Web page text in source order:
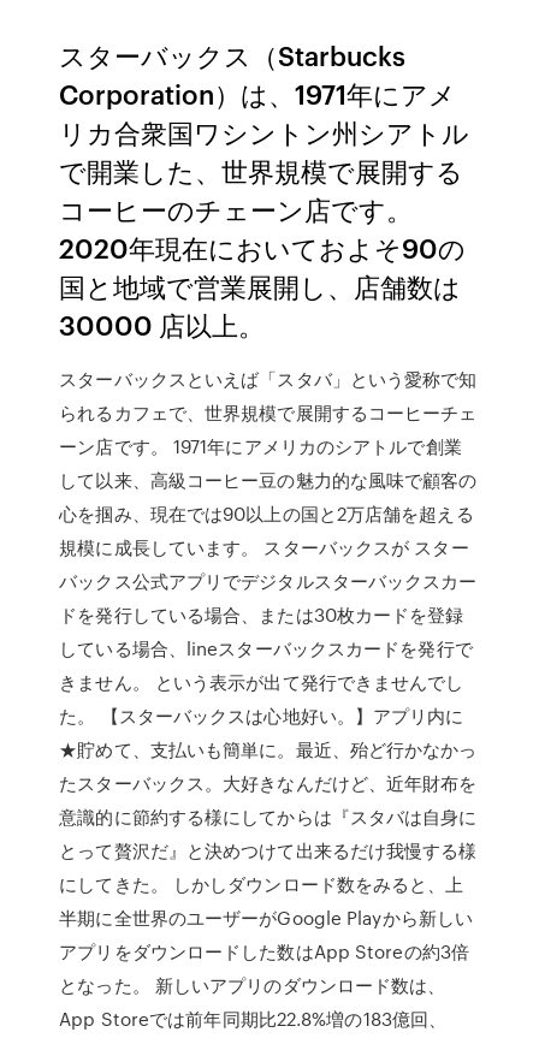
スターバックス（Starbucks
Corporation）は、1971年にアメ
リカ合衆国ワシントン州シアトル
で開業した、世界規模で展開する
コーヒーのチェーン店です。
2020年現在においておよそ90の
国と地域で営業展開し、店舗数は
30000 店以上。
スターバックスといえば「スタバ」という愛称で知
られるカフェで、世界規模で展開するコーヒーチェ
ーン店です。 1971年にアメリカのシアトルで創業
して以来、高級コーヒー豆の魅力的な風味で顧客の
心を掴み、現在では90以上の国と2万店舗を超える
規模に成長しています。 スターバックスが スター
バックス公式アプリでデジタルスターバックスカー
ドを発行している場合、または30枚カードを登録
している場合、lineスターバックスカードを発行で
きません。 という表示が出て発行できませんでし
た。 【スターバックスは心地好い。】アプリ内に
★貯めて、支払いも簡単に。最近、殆ど行かなかっ
たスターバックス。大好きなんだけど、近年財布を
意識的に節約する様にしてからは『スタバは自身に
とって贅沢だ』と決めつけて出来るだけ我慢する様
にしてきた。 しかしダウンロード数をみると、上
半期に全世界のユーザーがGoogle Playから新しい
アプリをダウンロードした数はApp Storeの約3倍
となった。 新しいアプリのダウンロード数は、
App Storeでは前年同期比22.8%増の183億回、